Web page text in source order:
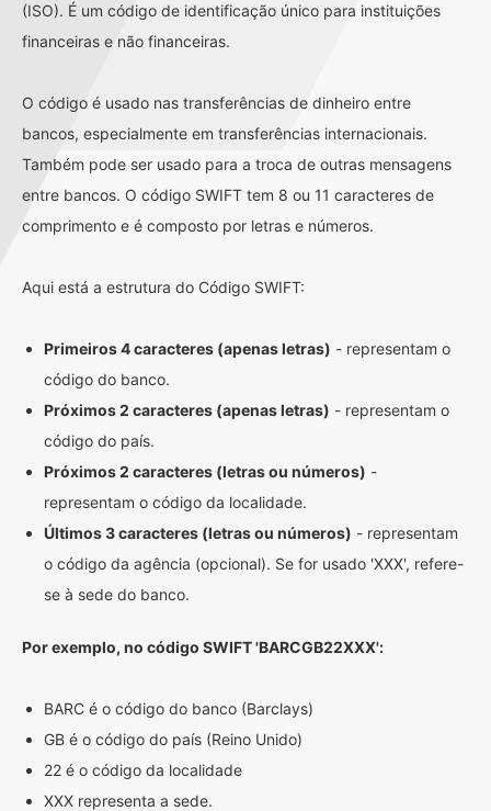
(ISO). É um código de identificação único para instituições
financeiras e não financeiras.
O código é usado nas transferências de dinheiro entre
bancos, especialmente em transferências internacionais.
Também pode ser usado para a troca de outras mensagens
entre bancos. O código SWIFT tem 8 ou 11 caracteres de
comprimento e é composto por letras e números.
Aqui está a estrutura do Código SWIFT:
Primeiros 4 caracteres (apenas letras) - representam o
código do banco.
Próximos 2 caracteres (apenas letras) - representam o
código do país.
Próximos 2 caracteres (letras ou números) -
representam o código da localidade.
Últimos 3 caracteres (letras ou números) - representam
o código da agência (opcional). Se for usado 'XXX', refere-
se à sede do banco.
Por exemplo, no código SWIFT 'BARCGB22XXX':
BARC é o código do banco (Barclays)
GB é o código do país (Reino Unido)
22 é o código da localidade
XXX representa a sede.